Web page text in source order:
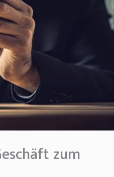
zum